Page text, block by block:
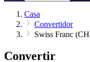
Casa
Convertidor
Swiss Franc
Convertir